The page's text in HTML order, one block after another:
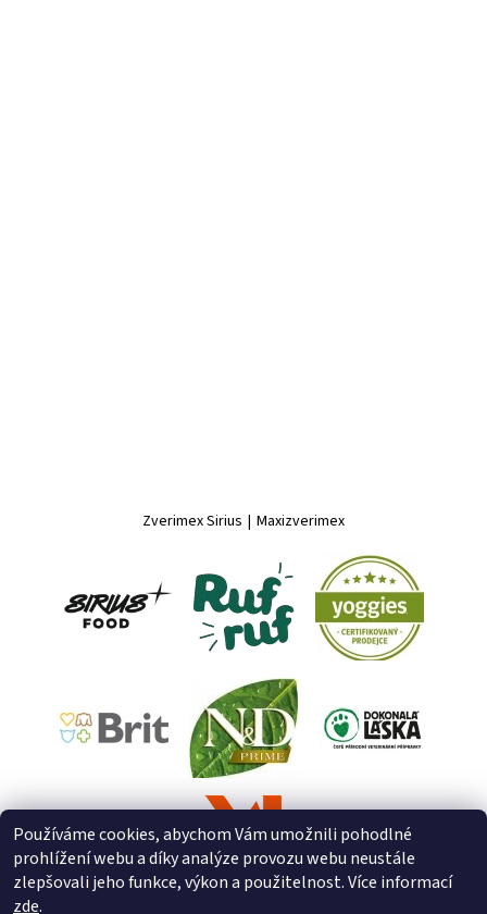
Zverimex Sirius | Maxizverimex
Používáme cookies, abychom Vám umožnili pohodlné
prohlížení webu a díky analýze provozu webu neustále
zlepšovali jeho funkce, výkon a použitelnost. Více informací
zde.